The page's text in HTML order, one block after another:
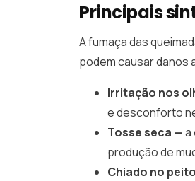
Principais
A fumaça das
podem causar danos
Irritação nos
e desconforto
Tosse seca —a
produção de
Chiado no